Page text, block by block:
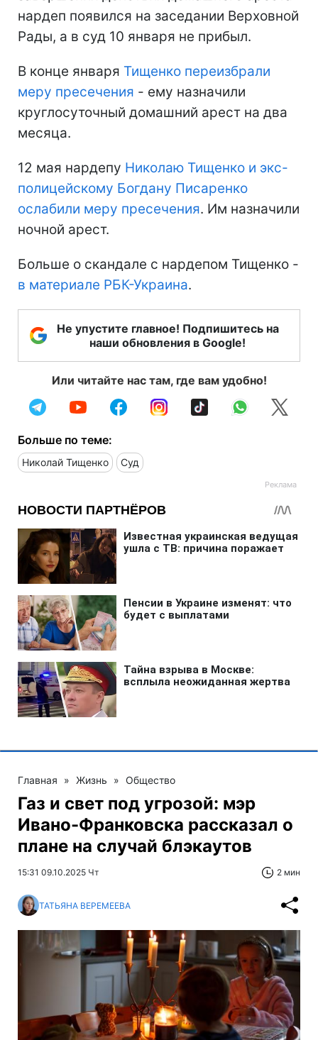
нардеп появился на заседании Верховной
Рады, а в суд 10 января не прибыл.
В конце января Тищенко переизбрали
меру пресечения - ему назначили
круглосуточный домашний арест на два
месяца.
12 мая нардепу Николаю Тищенко и экс-
полицейскому Богдану Писаренко
ослабили меру пресечения. Им назначили
ночной арест.
Больше о скандале с нардепом Тищенко -
в материале РБК-Украина.
Не упустите главное! Подпишитесь на
наши обновления в Google!
Или читайте нас там, где вам удобно!
Больше по теме:
Николай Тищенко Суд
Главная » Жизнь » Общество
Газ и свет под угрозой: мэр
Ивано-Франковска рассказал о
плане на случай блэкаутов
15:31 09.10.2025 Чт 2 мин
ТАТЬЯНА ВЕРЕМЕЕВА